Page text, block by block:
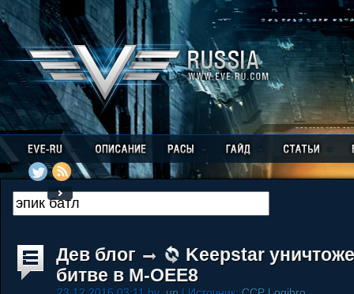
Дев блог
Keepstar
битве в M-OEE8